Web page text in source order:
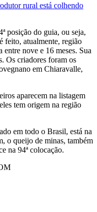
rural está colhendo
posição do guia, ou seja,
feito, atualmente, região
nove e 16 meses. Sua
Os criadores foram os
em Chiaravalle,
aparecem na listagem
tem origem na região
em todo o Brasil, está na
o queijo de minas, também
na 94ª colocação.